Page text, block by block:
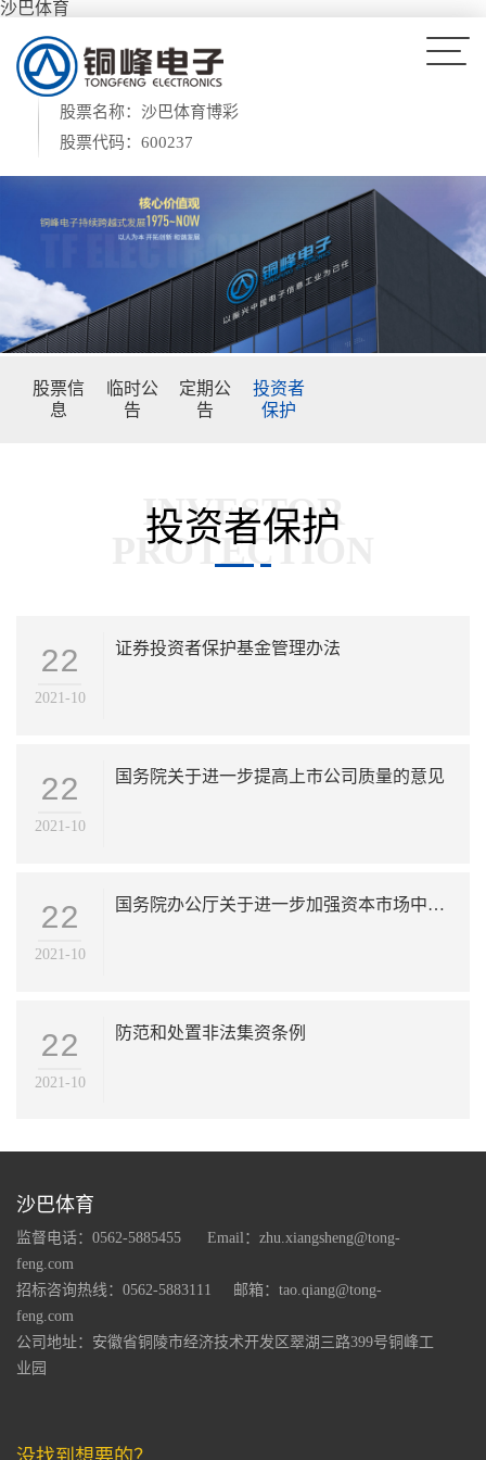
沙巴体育
股票名称：沙巴体育博彩
股票代码：600237
股票信
息
临时公
告
定期公
告
投资者
保护
投资者保护
22
2021-10
证券投资者保护基金管理办法
22
2021-10
国务院关于进一步提高上市公司质量的意见
22
2021-10
国务院办公厅关于进一步加强资本市场中小投资者合法权益保护工作意见
22
2021-10
防范和处置非法集资条例
沙巴体育
监督电话：0562-5885455
Email：zhu.xiangsheng@tong-
feng.com
招标咨询热线：0562-5883111
邮箱：tao.qiang@tong-
feng.com
公司地址：安徽省铜陵市经济技术开发区翠湖三路399号铜峰工
业园